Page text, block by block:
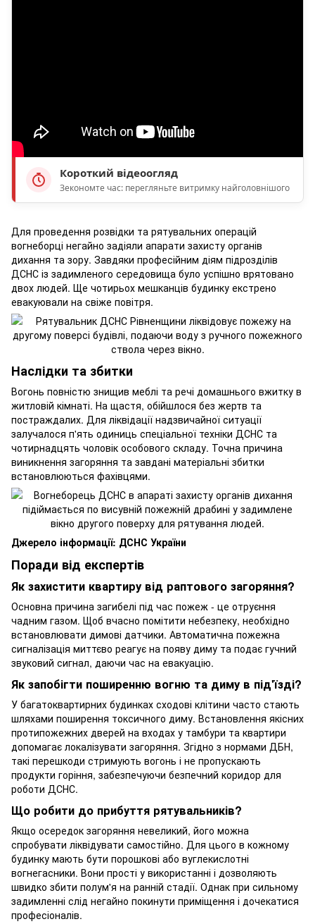
Короткий відеоогляд
Зекономте час: перегляньте витримку найголовнішого
Для проведення розвідки та рятувальних операцій
вогнеборці негайно задіяли апарати захисту органів
дихання та зору. Завдяки професійним діям підрозділів
ДСНС із задимленого середовища було успішно врятовано
двох людей. Ще чотирьох мешканців будинку екстрено
евакуювали на свіже повітря.
Наслідки та збитки
Вогонь повністю знищив меблі та речі домашнього вжитку в
житловій кімнаті. На щастя, обійшлося без жертв та
постраждалих. Для ліквідації надзвичайної ситуації
залучалося п'ять одиниць спеціальної техніки ДСНС та
чотирнадцять чоловік особового складу. Точна причина
виникнення загоряння та завдані матеріальні збитки
встановлюються фахівцями.
Джерело інформації: ДСНС України
Поради від експертів
Як захистити квартиру від раптового загоряння?
Основна причина загибелі під час пожеж - це отруєння
чадним газом. Щоб вчасно помітити небезпеку, необхідно
встановлювати димові датчики. Автоматична пожежна
сигналізація миттєво реагує на появу диму та подає гучний
звуковий сигнал, даючи час на евакуацію.
Як запобігти поширенню вогню та диму в під'їзді?
У багатоквартирних будинках сходові клітини часто стають
шляхами поширення токсичного диму. Встановлення якісних
протипожежних дверей на входах у тамбури та квартири
допомагає локалізувати загоряння. Згідно з нормами ДБН,
такі перешкоди стримують вогонь і не пропускають
продукти горіння, забезпечуючи безпечний коридор для
роботи ДСНС.
Що робити до прибуття рятувальників?
Якщо осередок загоряння невеликий, його можна
спробувати ліквідувати самостійно. Для цього в кожному
будинку мають бути порошкові або вуглекислотні
вогнегасники. Вони прості у використанні і дозволяють
швидко збити полум'я на ранній стадії. Однак при сильному
задимленні слід негайно покинути приміщення і дочекатися
професіоналів.